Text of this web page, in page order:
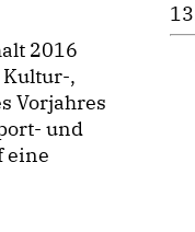
2016
,
Vorjahres
und
eine